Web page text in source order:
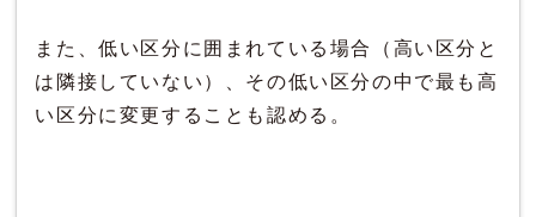
また、低い区分に囲まれている場合（高い区分と
は隣接していない）、その低い区分の中で最も高
い区分に変更することも認める。